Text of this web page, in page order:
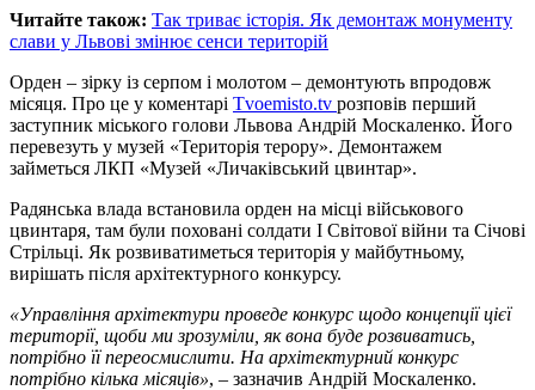
Читайте також: Так триває історія. Як демонтаж монументу
слави у Львові змінює сенси територій
Орден – зірку із серпом і молотом – демонтують впродовж
місяця. Про це у коментарі Тvoemisto.tv розповів перший
заступник міського голови Львова Андрій Москаленко. Його
перевезуть у музей «Територія терору». Демонтажем
займеться ЛКП «Музей «Личаківський цвинтар».
Радянська влада встановила орден на місці військового
цвинтаря, там були поховані солдати I Світової війни та Січові
Стрільці. Як розвиватиметься територія у майбутньому,
вирішать після архітектурного конкурсу.
«Управління архітектури проведе конкурс щодо концепції цієї
території, щоби ми зрозуміли, як вона буде розвиватись,
потрібно її переосмислити. На архітектурний конкурс
потрібно кілька місяців», – зазначив Андрій Москаленко.